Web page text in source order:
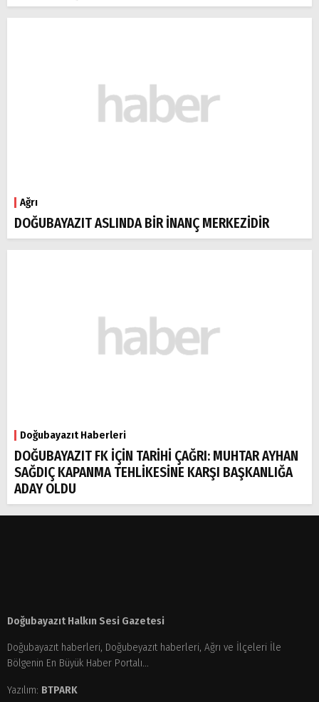
Ağrı
DOĞUBAYAZIT ASLINDA BİR İNANÇ MERKEZİDİR
Doğubayazıt Haberleri
DOĞUBAYAZIT FK İÇİN TARİHİ ÇAĞRI: MUHTAR AYHAN
SAĞDIÇ KAPANMA TEHLİKESİNE KARŞI BAŞKANLIĞA
ADAY OLDU
Doğubayazıt Halkın Sesi Gazetesi
Doğubayazıt haberleri, Doğubeyazıt haberleri, Ağrı ve İlçeleri İle
Bölgenin En Büyük Haber Portalı...
Yazılım: BTPARK